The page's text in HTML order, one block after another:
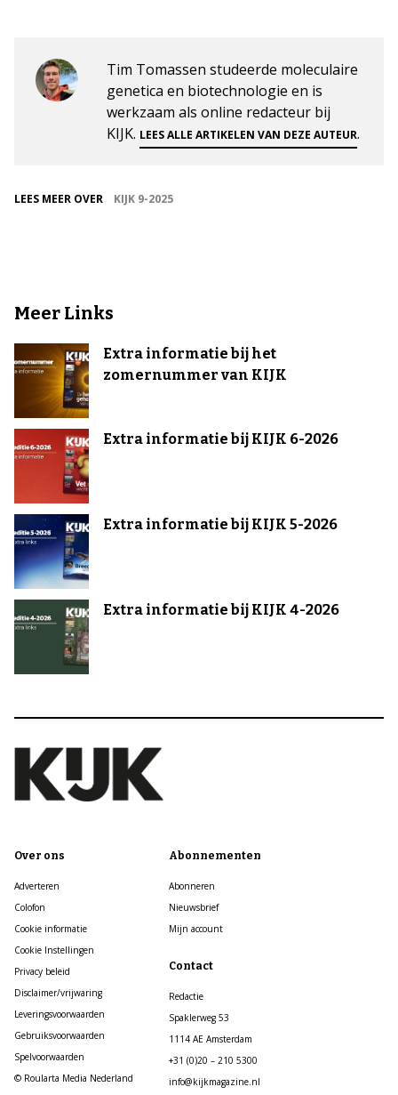
Tim Tomassen studeerde moleculaire
genetica en biotechnologie en is
werkzaam als online redacteur bij
KIJK. LEES ALLE ARTIKELEN VAN DEZE AUTEUR.
LEES MEER OVER KIJK 9-2025
Meer Links
Extra informatie bij het
zomernummer van KIJK
Extra informatie bij KIJK 6-2026
Extra informatie bij KIJK 5-2026
Extra informatie bij KIJK 4-2026
Over ons
Adverteren
Colofon
Cookie informatie
Cookie Instellingen
Privacy beleid
Disclaimer/vrijwaring
Leveringsvoorwaarden
Gebruiksvoorwaarden
Spelvoorwaarden
© Roularta Media Nederland
Abonnementen
Abonneren
Nieuwsbrief
Mijn account
Contact
Redactie
Spaklerweg 53
1114 AE Amsterdam
+31 (0)20 – 210 5300
info@kijkmagazine.nl